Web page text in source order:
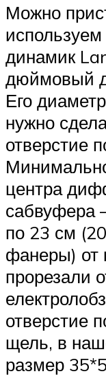
Можно
динамик
дюймовый
Его
нужно
отверстие
центра
сабвуфера
по 23 см
фанеры) от
прорезали
отверстие
щель, в
размер